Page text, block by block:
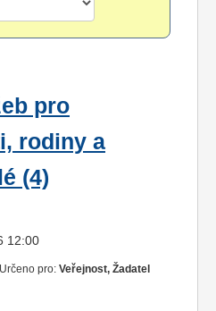
pro
rodiny a
(4)
12:00
Určeno pro: Veřejnost, Žadatel